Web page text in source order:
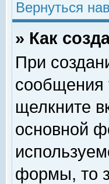
Вернуться
» Как
При
сообщения
щелкните
основной
формы, то